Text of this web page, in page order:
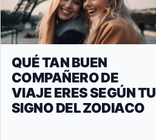
QUÉ TAN BUEN
COMPAÑERO DE
VIAJE ERES SEGÚN TU
SIGNO DEL ZODIACO